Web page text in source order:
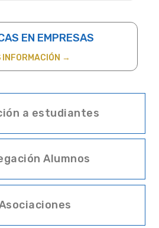
EN EMPRESAS
INFORMACIÓN →
a estudiantes
Alumnos